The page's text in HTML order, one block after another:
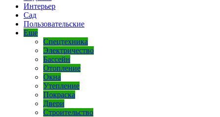
Интерьер
Сад
Пользовательские
Еще
Спецтехника
Электричество
Бассейн
Отопление
Окна
Утепление
Покраска
Двери
Строительство